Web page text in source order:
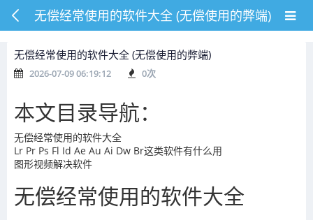
无偿经常使用的软件大全 (无偿使用的弊端)
无偿经常使用的软件大全 (无偿使用的弊端)
2026-07-09 06:19:12 0次
本文目录导航：
无偿经常使用的软件大全
Lr Pr Ps Fl Id Ae Au Ai Dw Br这类软件有什么用
图形视频解决软件
无偿经常使用的软件大全